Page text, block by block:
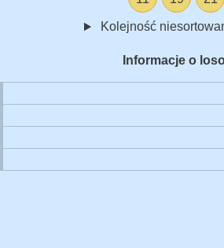
Kolejność
Informacje o